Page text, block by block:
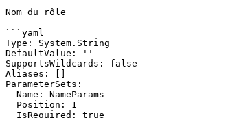
Nom du rôle
```yaml
Type: System.String
DefaultValue: ''
SupportsWildcards: false
Aliases: []
ParameterSets:
- Name: NameParams